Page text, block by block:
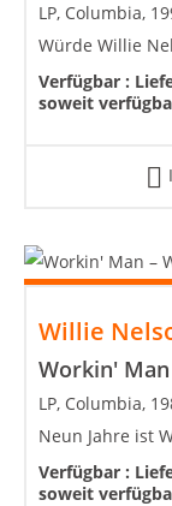
LP, Columbia,
Würde Willie
Verfügbar :
soweit
Willie
Workin'
LP, Columbia,
Neun Jahre ist
Verfügbar :
soweit